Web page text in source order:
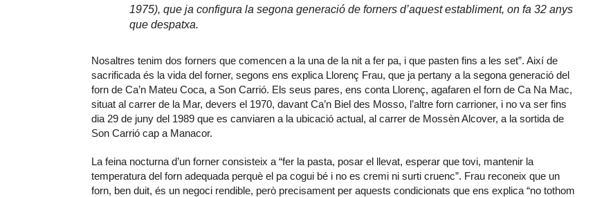
1975), que ja configura la segona generació de forners d’aquest establiment, on fa 32 anys
que despatxa.
Nosaltres tenim dos forners que comencen a la una de la nit a fer pa, i que pasten fins a les set”. Així de
sacrificada és la vida del forner, segons ens explica Llorenç Frau, que ja pertany a la segona generació del
forn de Ca’n Mateu Coca, a Son Carrió. Els seus pares, ens conta Llorenç, agafaren el forn de Ca Na Mac,
situat al carrer de la Mar, devers el 1970, davant Ca’n Biel des Mosso, l’altre forn carrioner, i no va ser fins
dia 29 de juny del 1989 que es canviaren a la ubicació actual, al carrer de Mossèn Alcover, a la sortida de
Son Carrió cap a Manacor.
La feina nocturna d’un forner consisteix a “fer la pasta, posar el llevat, esperar que tovi, mantenir la
temperatura del forn adequada perquè el pa cogui bé i no es cremi ni surti cruenc”. Frau reconeix que un
forn, ben duit, és un negoci rendible, però precisament per aquests condicionats que ens explica “no tothom